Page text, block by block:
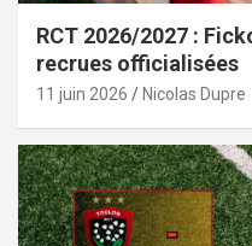
RCT 2026/2027 :
recrues officialisées
11 juin 2026 Nicolas Dupre